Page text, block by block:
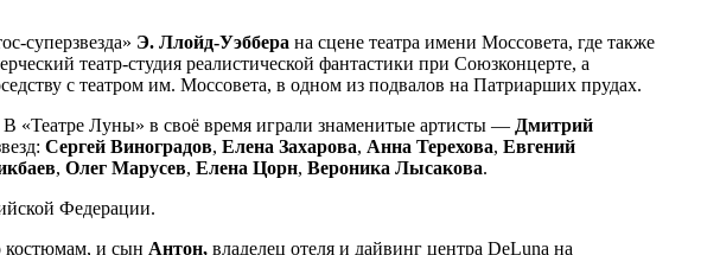
суперзвезда» Э. Ллойд-Уэббера на сцене театра имени Моссовета, где также
театр-студия реалистической фантастики при Союзконцерте, а
с театром им. Моссовета, в одном из подвалов на Патриарших прудах.
«Театре Луны» в своё время играли знаменитые артисты — Дмитрий
Сергей Виноградов, Елена Захарова, Анна Терехова, Евгений
, Олег Марусев, Елена Цорн, Вероника Лысакова.
Федерации.
костюмам, и сын Антон, владелец отеля и дайвинг центра DeLuna на